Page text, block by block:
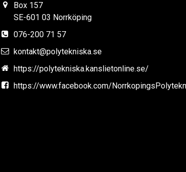
Box 157
SE-601 03 Norrköping
076-200 71 57
kontakt@polytekniska.se
https://polytekniska.kanslietonline.se/
https://www.facebook.com/